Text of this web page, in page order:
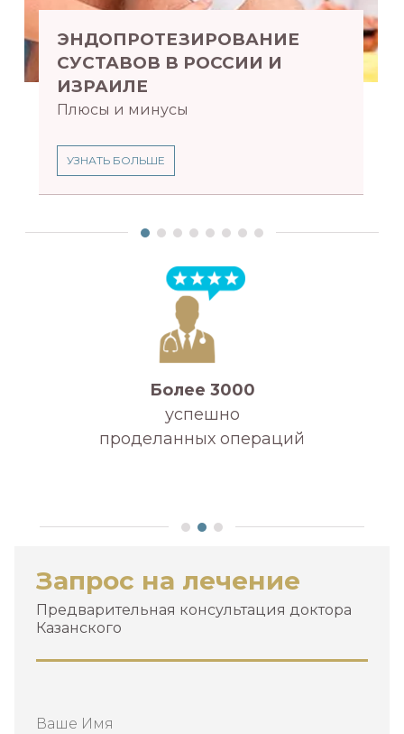
ЭНДОПРОТЕЗИРОВАНИЕ
СУСТАВОВ В РОССИИ И
ИЗРАИЛЕ
Плюсы и минусы
УЗНАТЬ БОЛЬШЕ
Более 3000
успешно
проделанных операций
Запрос на лечение
Предварительная консультация доктора
Казанского
Ваше Имя